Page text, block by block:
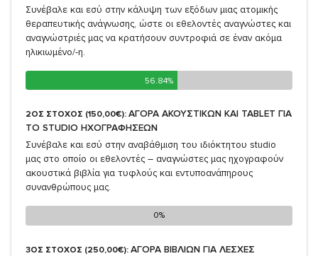
Συνέβαλε και εσύ στην κάλυψη των εξόδων μιας ατομικής
θεραπευτικής ανάγνωσης, ώστε οι εθελοντές αναγνώστες και
αναγνώστριές μας να κρατήσουν συντροφιά σε έναν ακόμα
ηλικιωμένο/-η.
56.84%
56.84%
2ΟΣ ΣΤΟΧΟΣ (150,00€): ΑΓΟΡΑ ΑΚΟΥΣΤΙΚΩΝ ΚΑΙ TABLET ΓΙΑ
TO STUDIO ΗΧΟΓΡΑΦΗΣΕΩΝ
Συνέβαλε και εσύ στην αναβάθμιση του ιδιόκτητου studio
μας στο οποίο οι εθελοντές – αναγνώστες μας ηχογραφούν
ακουστικά βιβλία για τυφλούς και εντυποανάπηρους
συνανθρώπους μας.
0%
0%
3ΟΣ ΣΤΟΧΟΣ (250,00€): ΑΓΟΡΑ ΒΙΒΛΙΩΝ ΓΙΑ ΛΕΣΧΕΣ